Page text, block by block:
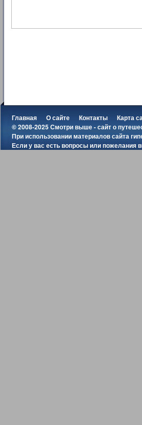
Главная О сайте Контакты Карта
© 2008-2025 Смотри выше - сайт о
При использовании материалов сайта
Если у вас есть вопросы или пожелания